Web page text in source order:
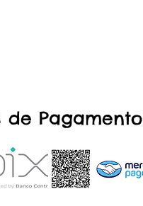
de Pagamento